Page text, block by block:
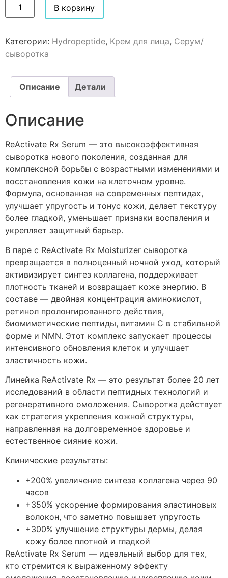
В корзину
Категории: Hydropeptide, Крем для лица, Серум/
сыворотка
Описание Детали
Описание
ReActivate Rx Serum — это высокоэффективная
сыворотка нового поколения, созданная для
комплексной борьбы с возрастными изменениями и
восстановления кожи на клеточном уровне.
Формула, основанная на современных пептидах,
улучшает упругость и тонус кожи, делает текстуру
более гладкой, уменьшает признаки воспаления и
укрепляет защитный барьер.
В паре с ReActivate Rx Moisturizer сыворотка
превращается в полноценный ночной уход, который
активизирует синтез коллагена, поддерживает
плотность тканей и возвращает коже энергию. В
составе — двойная концентрация аминокислот,
ретинол пролонгированного действия,
биомиметические пептиды, витамин C в стабильной
форме и NMN. Этот комплекс запускает процессы
интенсивного обновления клеток и улучшает
эластичность кожи.
Линейка ReActivate Rx — это результат более 20 лет
исследований в области пептидных технологий и
регенеративного омоложения. Сыворотка действует
как стратегия укрепления кожной структуры,
направленная на долговременное здоровье и
естественное сияние кожи.
Клинические результаты:
+200% увеличение синтеза коллагена через 90
часов
+350% ускорение формирования эластиновых
волокон, что заметно повышает упругость
+300% улучшение структуры дермы, делая
кожу более плотной и гладкой
ReActivate Rx Serum — идеальный выбор для тех,
кто стремится к выраженному эффекту